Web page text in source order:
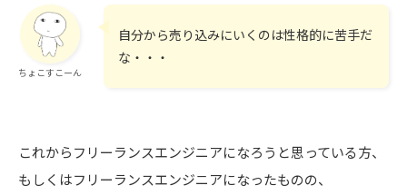
ちょこすこーん
自分から売り込みにいくのは性格的に苦手だ
な・・・
これからフリーランスエンジニアになろうと思っている方、
もしくはフリーランスエンジニアになったものの、